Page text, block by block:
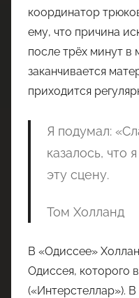
координатор
ему, что причина
после трёх минут в
заканчивается
приходится
Я подумал:
казалось, что
эту сцену.
Том Холланд
В «Одиссее»
Одиссея, которого
(«Интерстеллар»).